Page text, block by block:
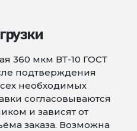
360 мкм ВТ-10 ГОСТ
подтверждения
необходимых
согласовываются
и зависят от
заказа. Возможна